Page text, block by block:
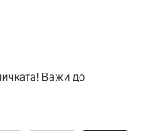
Важи до